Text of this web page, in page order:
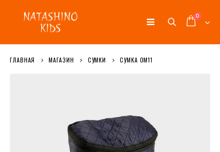
0
ГЛАВНАЯ МАГАЗИН СУМКИ СУМКА ОМ11